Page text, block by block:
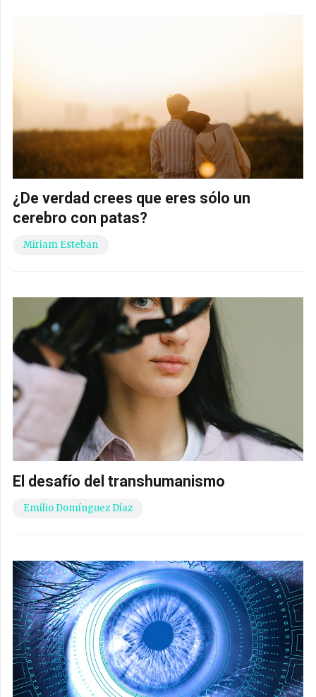
¿De verdad crees que eres sólo un
cerebro con patas?
Miriam Esteban
El desafío del transhumanismo
Emilio Domínguez Díaz